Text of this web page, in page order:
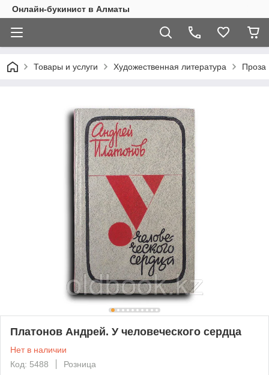
Онлайн-букинист в Алматы
Товары и услуги Художественная литература Проза
Платонов Андрей. У человеческого сердца
Нет в наличии
Код: 5488
Розница